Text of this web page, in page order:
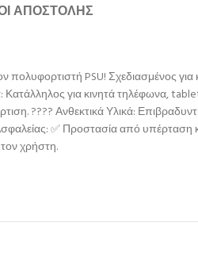
ΑΠΟΣΤΟΛΉΣ
PSU! Σχεδιασμένος
για κινητά τηλέφωνα,
???? Ανθεκτικά Υλικά:
✅ Προστασία από
χρήστη.